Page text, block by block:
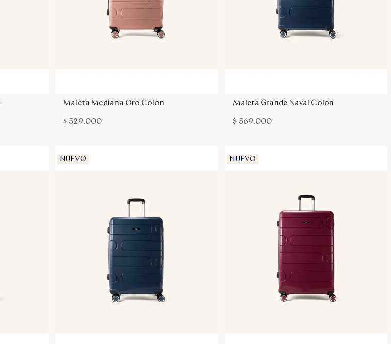
Maleta Mediana Oro Colon
$ 529.000
Maleta Grande Naval Colon
$ 569.000
NUEVO NUEVO